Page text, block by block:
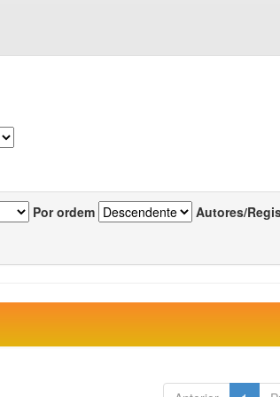
Por ordem Autores/